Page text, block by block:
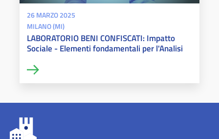
26 MARZO 2025
MILANO (MI)
LABORATORIO BENI CONFISCATI: Impatto
Sociale - Elementi fondamentali per l'Analisi